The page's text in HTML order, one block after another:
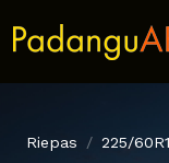
Riepas 225/